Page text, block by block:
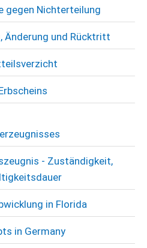
gegen Nichterteilung
Änderung und Rücktritt
- Zuständigkeit,
in Florida
in Germany